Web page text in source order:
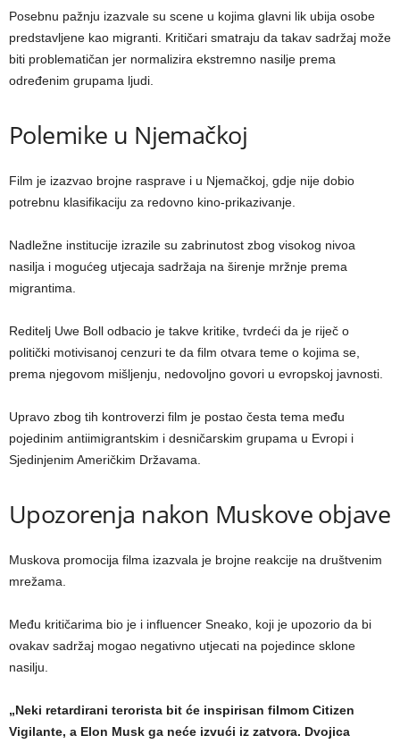
Posebnu pažnju izazvale su scene u kojima glavni lik ubija osobe
predstavljene kao migranti. Kritičari smatraju da takav sadržaj može
biti problematičan jer normalizira ekstremno nasilje prema
određenim grupama ljudi.
Polemike u Njemačkoj
Film je izazvao brojne rasprave i u Njemačkoj, gdje nije dobio
potrebnu klasifikaciju za redovno kino-prikazivanje.
Nadležne institucije izrazile su zabrinutost zbog visokog nivoa
nasilja i mogućeg utjecaja sadržaja na širenje mržnje prema
migrantima.
Reditelj Uwe Boll odbacio je takve kritike, tvrdeći da je riječ o
politički motivisanoj cenzuri te da film otvara teme o kojima se,
prema njegovom mišljenju, nedovoljno govori u evropskoj javnosti.
Upravo zbog tih kontroverzi film je postao česta tema među
pojedinim antiimigrantskim i desničarskim grupama u Evropi i
Sjedinjenim Američkim Državama.
Upozorenja nakon Muskove objave
Muskova promocija filma izazvala je brojne reakcije na društvenim
mrežama.
Među kritičarima bio je i influencer Sneako, koji je upozorio da bi
ovakav sadržaj mogao negativno utjecati na pojedince sklone
nasilju.
„Neki retardirani terorista bit će inspirisan filmom Citizen
Vigilante, a Elon Musk ga neće izvući iz zatvora. Dvojica